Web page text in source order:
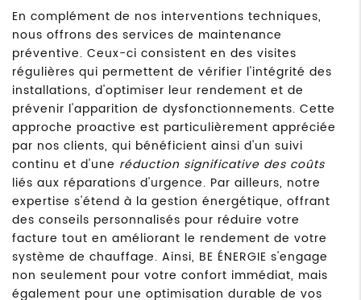
En complément de nos interventions techniques,
nous offrons des services de maintenance
préventive. Ceux-ci consistent en des visites
régulières qui permettent de vérifier l'intégrité des
installations, d'optimiser leur rendement et de
prévenir l'apparition de dysfonctionnements. Cette
approche proactive est particulièrement appréciée
par nos clients, qui bénéficient ainsi d'un suivi
continu et d'une réduction significative des coûts
liés aux réparations d'urgence. Par ailleurs, notre
expertise s'étend à la gestion énergétique, offrant
des conseils personnalisés pour réduire votre
facture tout en améliorant le rendement de votre
système de chauffage. Ainsi, BE ÉNERGIE s'engage
non seulement pour votre confort immédiat, mais
également pour une optimisation durable de vos